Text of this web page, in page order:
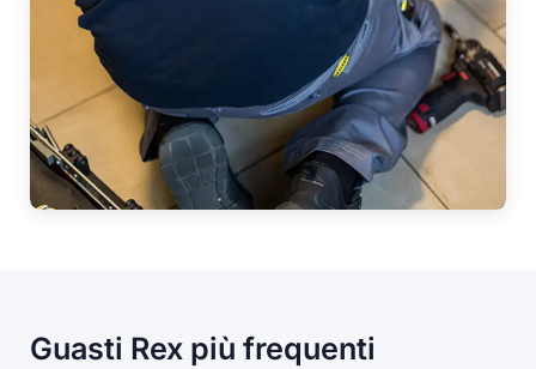
Guasti Rex più frequenti